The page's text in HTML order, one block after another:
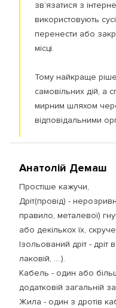
зв’язатися з
використовують
перенести або
місці.
Тому найкраще
самовільних дій, а
мирним шляхом
відповідальними
Анатолій Демаш
Простіше кажучи,
Дріт(провід) -
правило, металевої)
або декількох їх,
Ізольований дріт - дріт
лаковій, ....).
Кабель - один або
додатковій загальній
Жила - один з дротів